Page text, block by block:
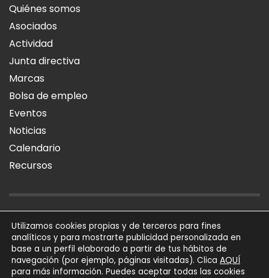
Quiénes somos
Asociados
Actividad
Junta directiva
Marcas
Bolsa de empleo
Eventos
Noticias
Calendario
Recursos
AVISO LEGAL POLÍTICA DE PRIVACIDAD POLÍTICA DE COOKIES
SÍGUENOS
AFIAL Asociación © 2026
Utilizamos cookies propias y de terceros para fines
analíticos y para mostrarte publicidad personalizada en
base a un perfil elaborado a partir de tus hábitos de
navegación (por ejemplo, páginas visitadas). Clica AQUÍ
para más información. Puedes aceptar todas las cookies